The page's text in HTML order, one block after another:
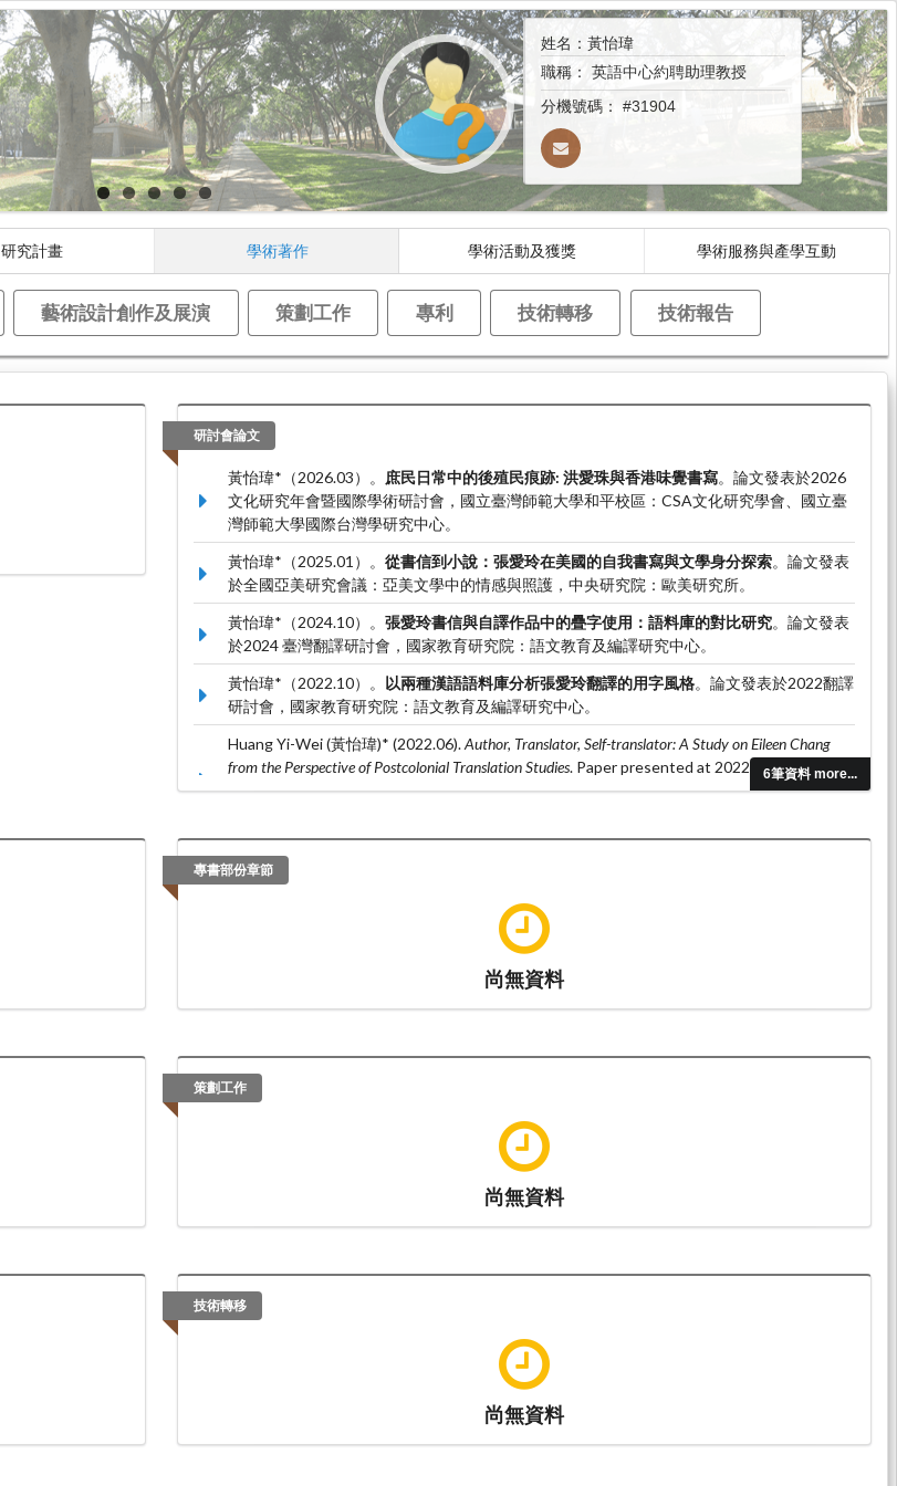
姓名：黃怡瑋
職稱： 英語中心約聘助理教授
分機號碼： #31904
研究計畫 學術著作 學術活動及獲獎 學術服務與產學互動
藝術設計創作及展演 策劃工作 專利 技術轉移 技術報告
研討會論文
6筆資料 more...
黃怡瑋*（2026.03）。 庶民日常中的後殖民痕跡: 洪愛珠與香港味覺書寫。論文發表於2026
文化研究年會暨國際學術研討會，國立臺灣師範大學和平校區：CSA文化研究學會、國立臺
灣師範大學國際台灣學研究中心。
黃怡瑋*（2025.01）。 從書信到小說：張愛玲在美國的自我書寫與文學身分探索。論文發表
於全國亞美研究會議：亞美文學中的情感與照護，中央研究院：歐美研究所。
黃怡瑋*（2024.10）。 張愛玲書信與自譯作品中的疊字使用：語料庫的對比研究。論文發表
於2024 臺灣翻譯研討會，國家教育研究院：語文教育及編譯研究中心。
黃怡瑋*（2022.10）。 以兩種漢語語料庫分析張愛玲翻譯的用字風格。論文發表於2022翻譯
研討會，國家教育研究院：語文教育及編譯研究中心。
Huang Yi-Wei (黃怡瑋)* (2022.06).Author, Translator, Self-translator: A Study on Eileen Chang
from the Perspective of Postcolonial Translation Studies. Paper presented at 2022 The 4th East
Asian Translation Studies Conference (EATS4), Université Paris Cité: Université Paris Cité:
專書部份章節
尚無資料
策劃工作
尚無資料
技術轉移
尚無資料